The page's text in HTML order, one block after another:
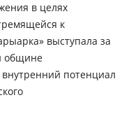
в целях
к
выступала за
общине
потенциал